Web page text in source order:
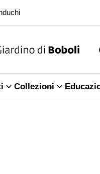
dell'Iliade
Collezioni